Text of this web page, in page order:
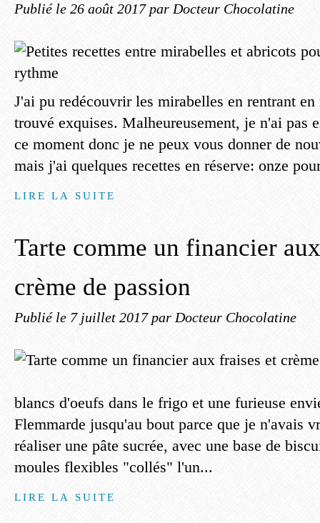
Publié le 26 août 2017 par Docteur Chocolatine
J'ai pu redécouvrir les mirabelles en rentrant
trouvé exquises. Malheureusement, je n'ai pas
ce moment donc je ne peux vous donner de
mais j'ai quelques recettes en réserve: onze
LIRE LA SUITE
Tarte comme un financier
crème de passion
Publié le 7 juillet 2017 par Docteur Chocolatine
blancs d'oeufs dans le frigo et une furieuse
Flemmarde jusqu'au bout parce que je n'avais
réaliser une pâte sucrée, avec une base de
moules flexibles "collés" l'un...
LIRE LA SUITE